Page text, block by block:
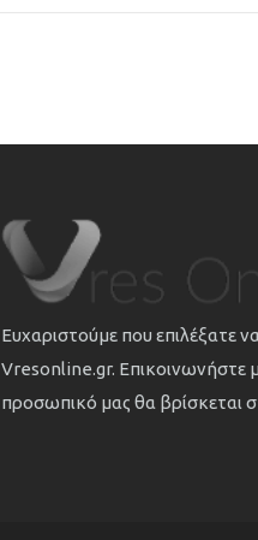
Ευχαριστούμε που επιλέξατε
Vresonline.gr. Επικοινωνήστε
προσωπικό μας θα βρίσκεται